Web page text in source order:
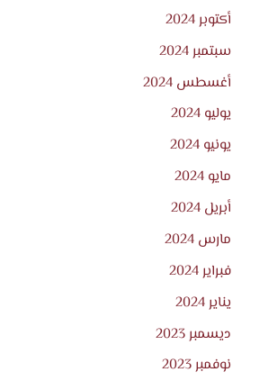
أكتوبر 2024
سبتمبر 2024
أغسطس 2024
يوليو 2024
يونيو 2024
مايو 2024
أبريل 2024
مارس 2024
فبراير 2024
يناير 2024
ديسمبر 2023
نوفمبر 2023